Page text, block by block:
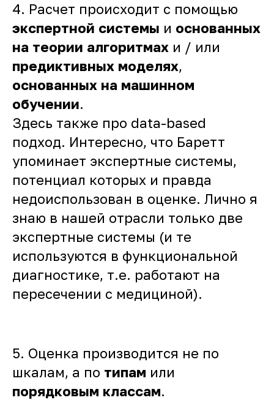
4. Расчет происходит с помощью
экспертной системы и основанных
на теории алгоритмах и / или
предиктивных моделях,
основанных на машинном
обучении.
Здесь также про data-based
подход. Интересно, что Баретт
упоминает экспертные системы,
потенциал которых и правда
недоиспользован в оценке. Лично я
знаю в нашей отрасли только две
экспертные системы (и те
используются в функциональной
диагностике, т.е. работают на
пересечении с медициной).
5. Оценка производится не по
шкалам, а по типам или
порядковым классам.